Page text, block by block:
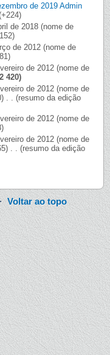
de 2019 Admin
de 2018 (nome de
de 2012 (nome de
de 2012 (nome de
420)
de 2012 (nome de
(resumo da edição
de 2012 (nome de
de 2012 (nome de
(resumo da edição
Voltar ao topo